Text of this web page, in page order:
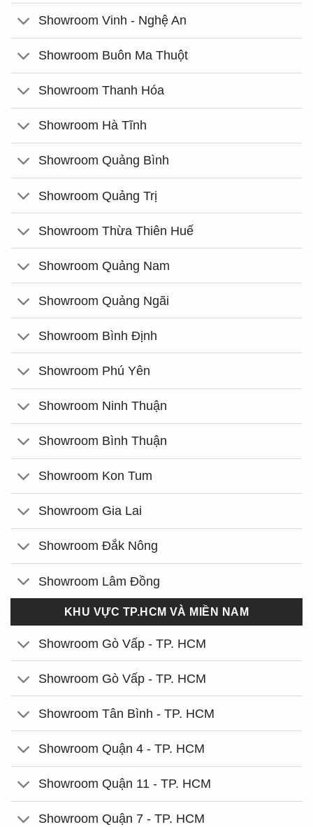
Showroom Vinh - Nghệ An
Showroom Buôn Ma Thuột
Showroom Thanh Hóa
Showroom Hà Tĩnh
Showroom Quảng Bình
Showroom Quảng Trị
Showroom Thừa Thiên Huế
Showroom Quảng Nam
Showroom Quảng Ngãi
Showroom Bình Định
Showroom Phú Yên
Showroom Ninh Thuận
Showroom Bình Thuận
Showroom Kon Tum
Showroom Gia Lai
Showroom Đắk Nông
Showroom Lâm Đồng
KHU VỰC TP.HCM VÀ MIỀN NAM
Showroom Gò Vấp - TP. HCM
Showroom Gò Vấp - TP. HCM
Showroom Tân Bình - TP. HCM
Showroom Quận 4 - TP. HCM
Showroom Quận 11 - TP. HCM
Showroom Quận 7 - TP. HCM